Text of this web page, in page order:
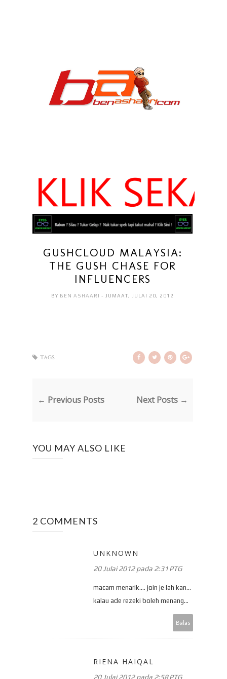
GUSHCLOUD MALAYSIA:
THE GUSH CHASE FOR
INFLUENCERS
BY BEN ASHAARI- JUMAAT, JULAI 20, 2012
TAGS :
← Previous Posts Next Posts →
YOU MAY ALSO LIKE
2 COMMENTS
UNKNOWN
20 Julai 2012 pada 2:31 PTG
macam menarik.... join je lah kan...
kalau ade rezeki boleh menang...
Balas
RIENA HAIQAL
20 Julai 2012 pada 2:58 PTG